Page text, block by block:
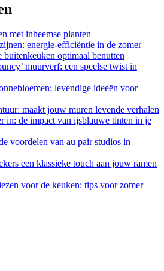
met inheemse planten
energie-efficiëntie in de zomer
buitenkeuken optimaal benutten
muurverf: een speelse twist in
levendige ideeën voor
maakt jouw muren levende verhalen
in: de impact van ijsblauwe tinten in je
voordelen van au pair studios in
een klassieke touch aan jouw ramen
voor de keuken: tips voor zomer